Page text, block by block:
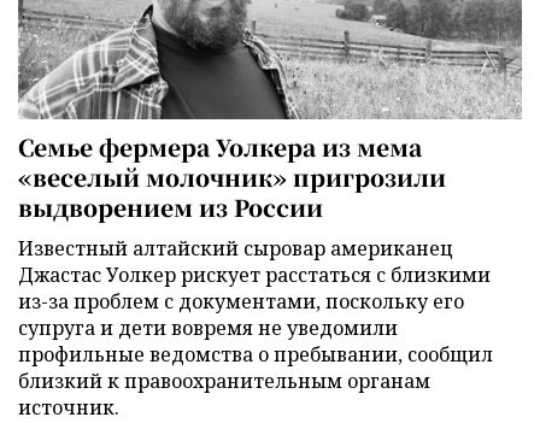
Семье фермера Уолкера из мема
«веселый молочник» пригрозили
выдворением из России
Известный алтайский сыровар американец
Джастас Уолкер рискует расстаться с близкими
из-за проблем с документами, поскольку его
супруга и дети вовремя не уведомили
профильные ведомства о пребывании, сообщил
близкий к правоохранительным органам
источник.